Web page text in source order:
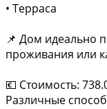
• Терраса
📌 Дом идеально
проживания или
💶 Стоимость:
Различные